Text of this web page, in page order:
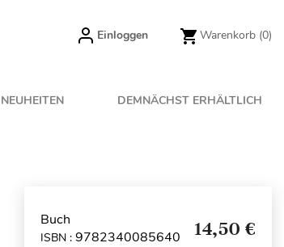
Einloggen Warenkorb (0)
NEUHEITEN DEMNÄCHST ERHÄLTLICH
Buch
ISBN : 9782340085640 14,50 €